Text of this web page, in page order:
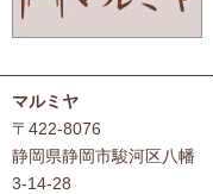
マルミヤ
〒422-8076
静岡県静岡市駿河区八幡
3-14-28